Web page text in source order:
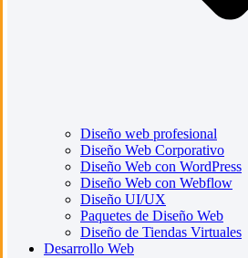
Diseño web profesional
Diseño Web Corporativo
Diseño Web con WordPress
Diseño Web con Webflow
Diseño UI/UX
Paquetes de Diseño Web
Diseño de Tiendas Virtuales
Desarrollo Web